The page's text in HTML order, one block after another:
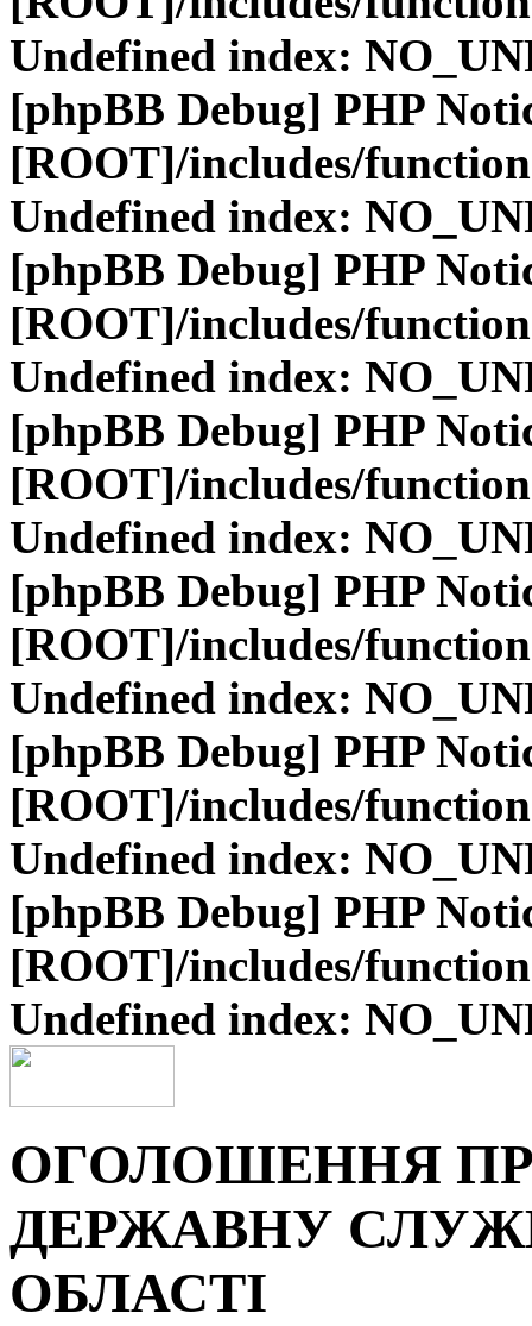
Undefined index:
[phpBB Debug] PHP
[ROOT]/includes/
Undefined index:
[phpBB Debug] PHP
[ROOT]/includes/
Undefined index:
[phpBB Debug] PHP
[ROOT]/includes/
Undefined index:
[phpBB Debug] PHP
[ROOT]/includes/
Undefined index:
[phpBB Debug] PHP
[ROOT]/includes/
Undefined index:
[phpBB Debug] PHP
[ROOT]/includes/
Undefined index:
ОГОЛОШЕННЯ
ДЕРЖАВНУ
ОБЛАСТІ